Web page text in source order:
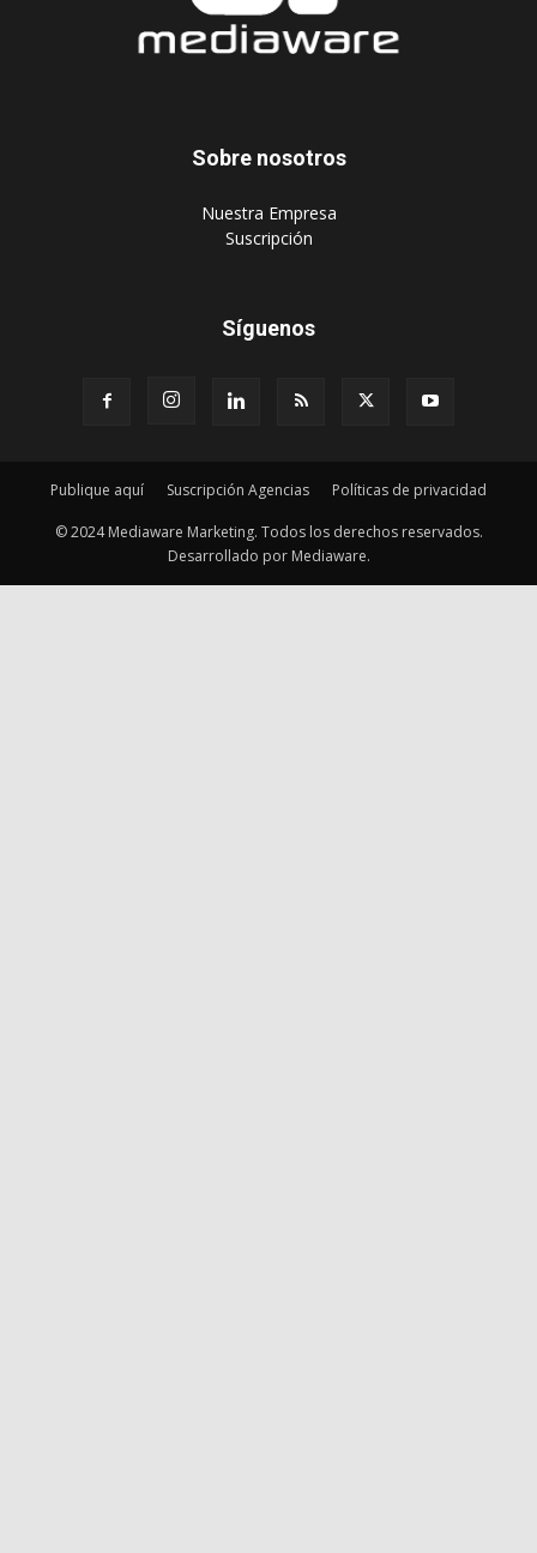
Sobre nosotros
‎Nuestra Empresa
‎Suscripción
Síguenos
Publique aquí Suscripción Agencias Políticas de privacidad
© 2024 Mediaware Marketing. Todos los derechos reservados.
Desarrollado por Mediaware.